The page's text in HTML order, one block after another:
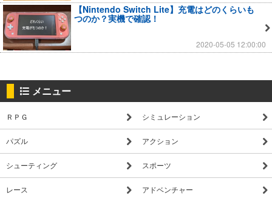
【Nintendo Switch Lite】充電はどのくらいも
つのか？実機で確認！
2020-05-05 12:00:00
メニュー
ＲＰＧ シミュレーション
パズル アクション
シューティング スポーツ
レース アドベンチャー